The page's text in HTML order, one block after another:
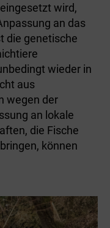
wird,
an das
die genetische
wieder in
aus
wegen der
an lokale
die Fische
können